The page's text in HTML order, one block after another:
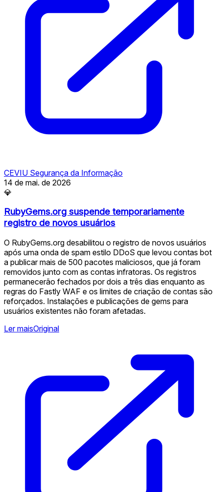
CEVIU Segurança da Informação
14 de mai. de 2026
💎
RubyGems.org suspende temporariamente
registro de novos usuários
O RubyGems.org desabilitou o registro de novos usuários
após uma onda de spam estilo DDoS que levou contas bot
a publicar mais de 500 pacotes maliciosos, que já foram
removidos junto com as contas infratoras. Os registros
permanecerão fechados por dois a três dias enquanto as
regras do Fastly WAF e os limites de criação de contas são
reforçados. Instalações e publicações de gems para
usuários existentes não foram afetadas.
Ler maisOriginal